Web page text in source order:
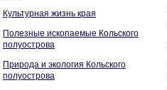
Культурная жизнь края
Полезные ископаемые Кольского
полуострова
Природа и экология Кольского
полуострова